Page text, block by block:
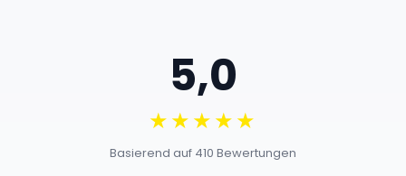
5,0
★★★★★
Basierend auf 410 Bewertungen